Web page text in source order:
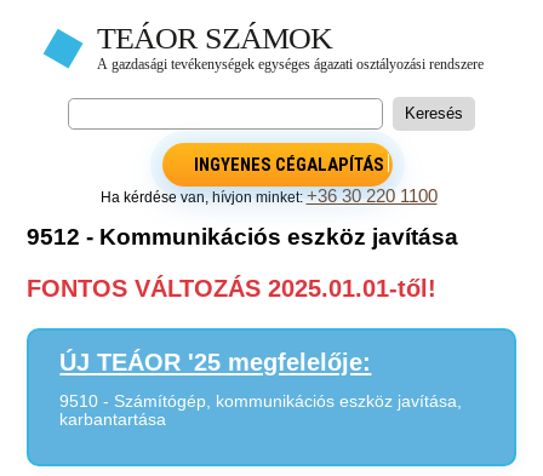
INGYENES CÉGALAPÍTÁS
Ha kérdése van, hívjon minket:+36 30 220 1100
9512 - Kommunikációs eszköz javítása
FONTOS VÁLTOZÁS 2025.01.01-től!
ÚJ TEÁOR '25 megfelelője:
9510 - Számítógép, kommunikációs eszköz javítása,
karbantartása